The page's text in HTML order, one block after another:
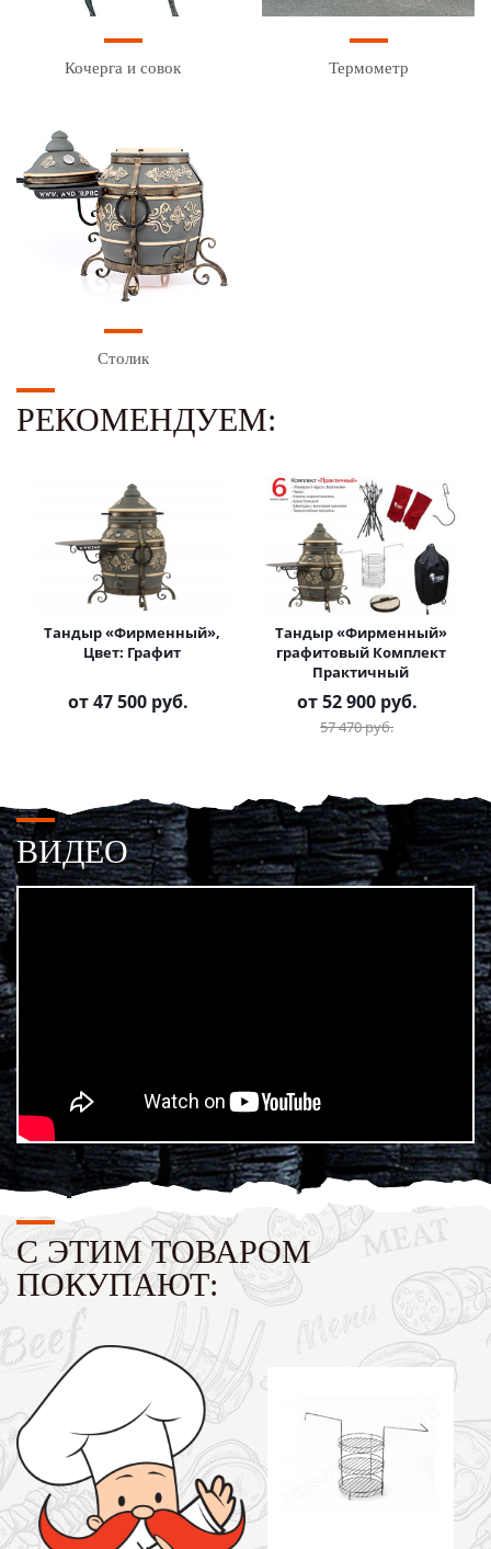
Кочерга и совок Термометр
Столик
РЕКОМЕНДУЕМ:
Тандыр «Фирменный»,
Цвет: Графит
от47 500 руб.
Тандыр «Фирменный»
графитовый Комплект
Практичный
от52 900 руб.
57 470 руб.
ВИДЕО
С ЭТИМ ТОВАРОМ
ПОКУПАЮТ: